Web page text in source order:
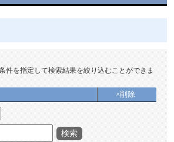
件を指定して検索結果を絞り込むことができま
×削除
検索